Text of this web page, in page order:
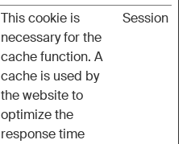
This cookie is
necessary for the
cache function. A
cache is used by
the website to
optimize the
response time
Session